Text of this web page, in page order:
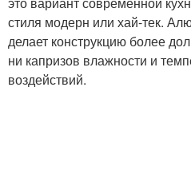
Алюминиевые рамки
стиля модерн или хай-тек.
делает конструкцию более
ни капризов влажности и
воздействий.